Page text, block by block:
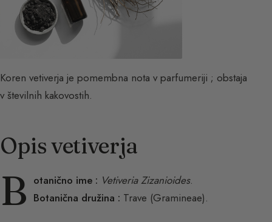
Koren vetiverja je pomembna nota v parfumeriji ; obstaja
v številnih kakovostih.
Opis vetiverja
B otanično ime : Vetiveria Zizanioides.
Botanična družina : Trave (Gramineae).